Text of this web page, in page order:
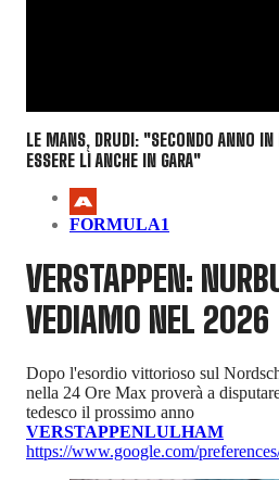
LE MANS, DRUDI: "SECONDO ANNO IN
ESSERE LÌ ANCHE IN GARA"
FORMULA1
VERSTAPPEN:
VEDIAMO NEL 2026
Dopo l'esordio vittorioso sul
nella 24 Ore Max proverà a
tedesco il prossimo anno
VERSTAPPENLULHAM
https://www.google.com/